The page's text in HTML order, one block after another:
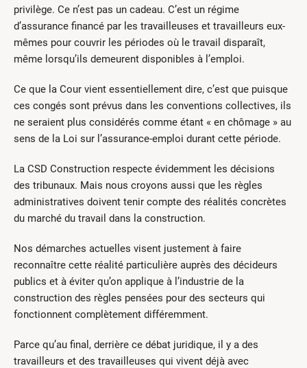
privilège. Ce n’est pas un cadeau. C’est un régime
d’assurance financé par les travailleuses et travailleurs eux-
mêmes pour couvrir les périodes où le travail disparaît,
même lorsqu’ils demeurent disponibles à l’emploi.
Ce que la Cour vient essentiellement dire, c’est que puisque
ces congés sont prévus dans les conventions collectives, ils
ne seraient plus considérés comme étant « en chômage » au
sens de la Loi sur l’assurance-emploi durant cette période.
La CSD Construction respecte évidemment les décisions
des tribunaux. Mais nous croyons aussi que les règles
administratives doivent tenir compte des réalités concrètes
du marché du travail dans la construction.
Nos démarches actuelles visent justement à faire
reconnaître cette réalité particulière auprès des décideurs
publics et à éviter qu’on applique à l’industrie de la
construction des règles pensées pour des secteurs qui
fonctionnent complètement différemment.
Parce qu’au final, derrière ce débat juridique, il y a des
travailleurs et des travailleuses qui vivent déjà avec